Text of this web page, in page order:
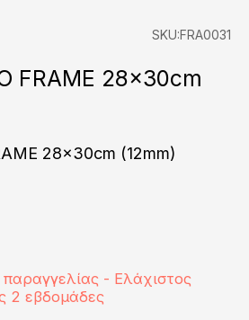
SKU:FRA0031
FRAME 28x30cm
28x30cm (12mm)
παραγγελίας - Ελάχιστος
2 εβδομάδες